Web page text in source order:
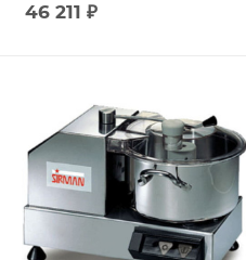
46 211 ₽